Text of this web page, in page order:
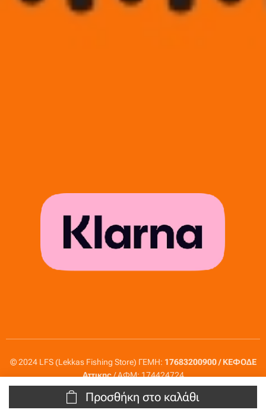
Προσθήκη στο καλάθι
© 2024 LFS (Lekkas Fishing Store) ΓΕΜΗ: 17683200900 / ΚΕΦΟΔΕ
Αττικης/ ΑΦΜ: 174424724
Πολιτική απορρήτου Πολιτική cookie